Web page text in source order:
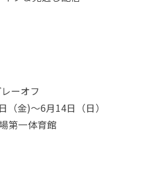
ーオフ
（金)～6月14日（日）
第一体育館